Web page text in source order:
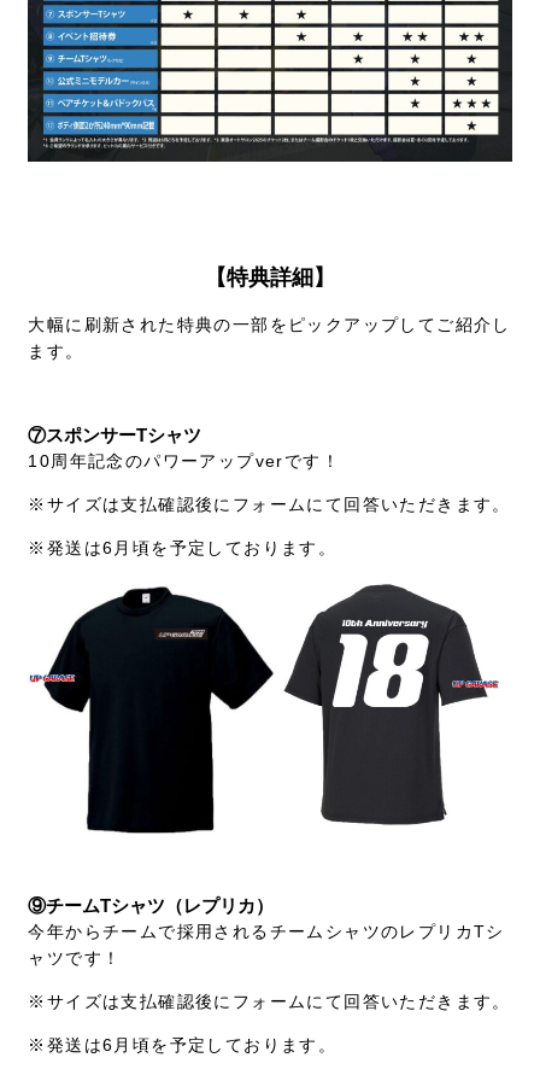
【特典詳細】
大幅に刷新された特典の一部をピックアップしてご紹介し
ます。
⑦スポンサーTシャツ
10周年記念のパワーアップverです！
※サイズは支払確認後にフォームにて回答いただきます。
※発送は6月頃を予定しております。
⑨チームTシャツ（レプリカ）
今年からチームで採用されるチームシャツのレプリカTシ
ャツです！
※サイズは支払確認後にフォームにて回答いただきます。
※発送は6月頃を予定しております。